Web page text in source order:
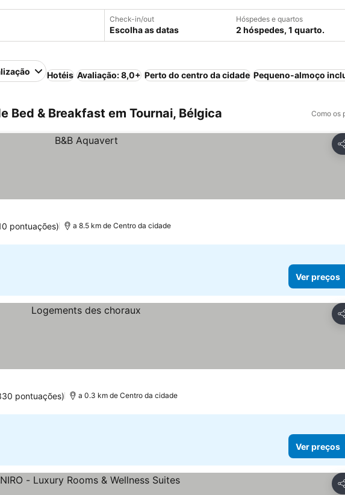
Check-in/out
Escolha as datas
Hóspedes e quartos
2 hóspedes, 1 quarto.
Hotéis Avaliação: 8,0+ Perto do centro da cidade Pequeno-almoço
Bed & Breakfast em Tournai, Bélgica Como os
pontuações) a 8.5 km de Centro da cidade
Ver preços
pontuações) a 0.3 km de Centro da cidade
Ver preços